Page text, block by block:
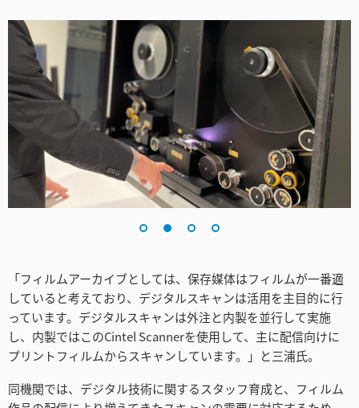
Singapore
South Africa
Spain
Sweden
Chinese Taipei
Turkey
Ukraine
United Kingdom
United States
「フィルムアーカイブとしては、保存媒体はフィルムが一番適
していると考えており、デジタルスキャンは活用を主目的に行
っています。デジタルスキャンは外注と内製を並行して実施
し、内製ではこのCintel Scannerを使用して、主に配信向けに
プリントフィルムからスキャンしています。」と三浦氏。
同機関では、デジタル技術に関するスタッフ育成と、フィルム